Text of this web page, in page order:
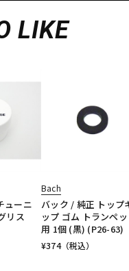
LIKE
ューニ
リス
Bach
バック / 純正 トップ
ップ ゴム トランペ
用 1個 (黒) (P26-63)
¥374（税込）